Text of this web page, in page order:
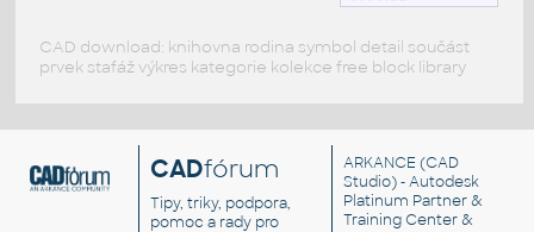
CAD download: knihovna rodina symbol detail součást
prvek stafáž výkres kategorie kolekce free block library
CADfórum
Tipy, triky, podpora,
pomoc a rady pro
ARKANCE (CAD
Studio) - Autodesk
Platinum Partner &
Training Center &